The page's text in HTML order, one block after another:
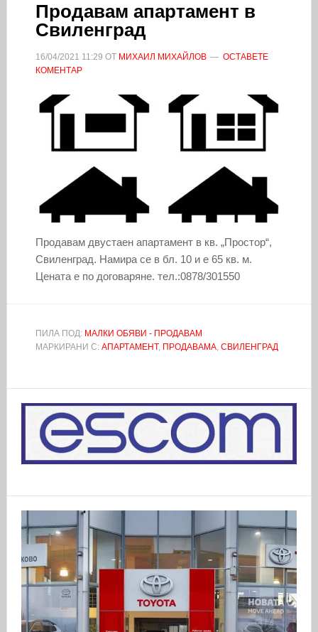
Продавам апартамент в
Свиленград
16/04/2021 11:29 ОТ МИХАИЛ МИХАЙЛОВ
ОСТАВЕТЕ
КОМЕНТАР
Продавам двустаен апартамент в кв. „Простор“,
Свиленград. Намира се в бл. 10 и е 65 кв. м.
Цената е по договаряне. тел.:0878/301550
ПИЛА ПОД: МАЛКИ ОБЯВИ - ПРОДАВАМ
МАРКИРАНИ С: АПАРТАМЕНТ, ПРОДАВАМА, СВИЛЕНГРАД